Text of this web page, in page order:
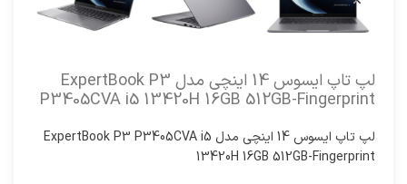
لپ تاپ ایسوس 14 اینچی مدل ExpertBook P3
P3405CVA i5 13420H 16GB 512GB-Fingerprint
لپ تاپ ایسوس 14 اینچی مدل ExpertBook P3 P3405CVA i5
13420H 16GB 512GB-Fingerprint